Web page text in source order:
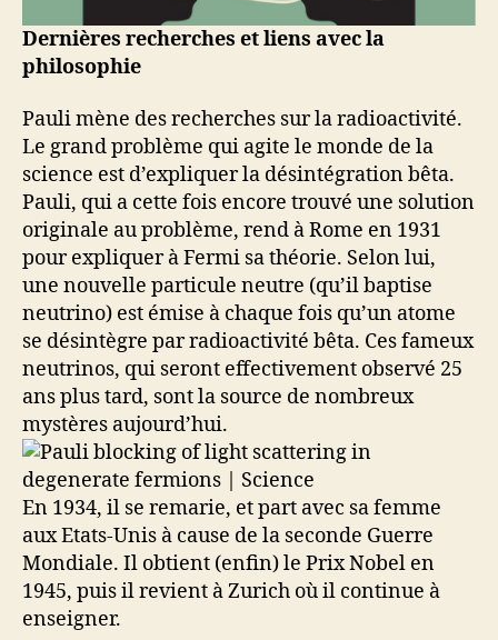
Dernières recherches et liens avec la
philosophie
Pauli mène des recherches sur la radioactivité.
Le grand problème qui agite le monde de la
science est d’expliquer la désintégration bêta.
Pauli, qui a cette fois encore trouvé une solution
originale au problème, rend à Rome en 1931
pour expliquer à Fermi sa théorie. Selon lui,
une nouvelle particule neutre (qu’il baptise
neutrino) est émise à chaque fois qu’un atome
se désintègre par radioactivité bêta. Ces fameux
neutrinos, qui seront effectivement observé 25
ans plus tard, sont la source de nombreux
mystères aujourd’hui.
En 1934, il se remarie, et part avec sa femme
aux Etats-Unis à cause de la seconde Guerre
Mondiale. Il obtient (enfin) le Prix Nobel en
1945, puis il revient à Zurich où il continue à
enseigner.